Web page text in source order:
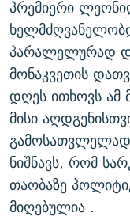
პრემიერი
პარალელურად
მონაკვეთის
დღეს ითხოვს ამ
მისი
ნიშნავს, რომ
თაობაზე
მიღებულია .